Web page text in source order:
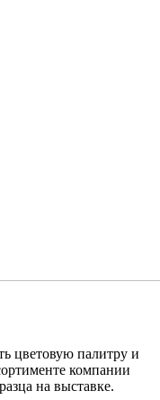
цветовую палитру и
компании
на выставке.